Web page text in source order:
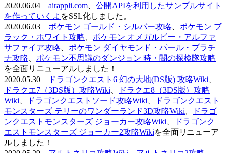
2020.06.04 airappli.com
公開APIを利用したサンプルサイト
を作っていくよ をSSL化しました。
2020.06.03 ポケモン ゴールド・シルバー攻略
ポケモン ブ
ラック・ホワイト攻略
ポケモン オメガルビー・アルファ
サファイア攻略
ポケモン ダイヤモンド・パール・プラチ
ナ攻略
ポケモン不思議のダンジョン 時・闇の探検隊攻略
を全面リニューアルしました！
2020.05.30
ドラゴンクエスト6 幻の大地(DS版) 攻略Wiki
ドラクエ7（3DS版）攻略Wiki
ドラクエ8（3DS版）攻略
Wiki
ドラゴンクエストソード攻略Wiki
ドラゴンクエスト
モンスターズ テリーのワンダーランド3D攻略Wiki
ドラゴ
ンクエストモンスターズ ジョーカー攻略Wiki
ドラゴンク
エストモンスターズ ジョーカー2攻略Wikiを全面リニューア
ルしました！